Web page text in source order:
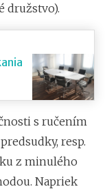
družstvo).
s ručením
resp.
z minulého
Napriek